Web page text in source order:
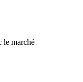
le marché